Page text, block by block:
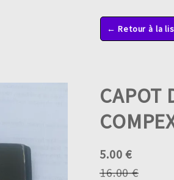
← Retour à la
CAPOT
5.00 €
16.00 €